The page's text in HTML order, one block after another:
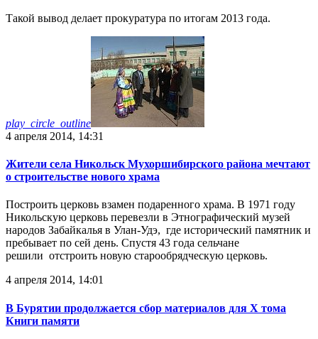
Такой вывод делает прокуратура по итогам 2013 года.
play_circle_outline
4 апреля 2014, 14:31
Жители села Никольск Мухоршибирского района мечтают
о строительстве нового храма
Построить церковь взамен подаренного храма. В 1971 году
Никольскую церковь перевезли в Этнографический музей
народов Забайкалья в Улан-Удэ, где исторический памятник и
пребывает по сей день. Спустя 43 года сельчане
решили отстроить новую старообрядческую церковь.
4 апреля 2014, 14:01
В Бурятии продолжается сбор материалов для Х тома
Книги памяти